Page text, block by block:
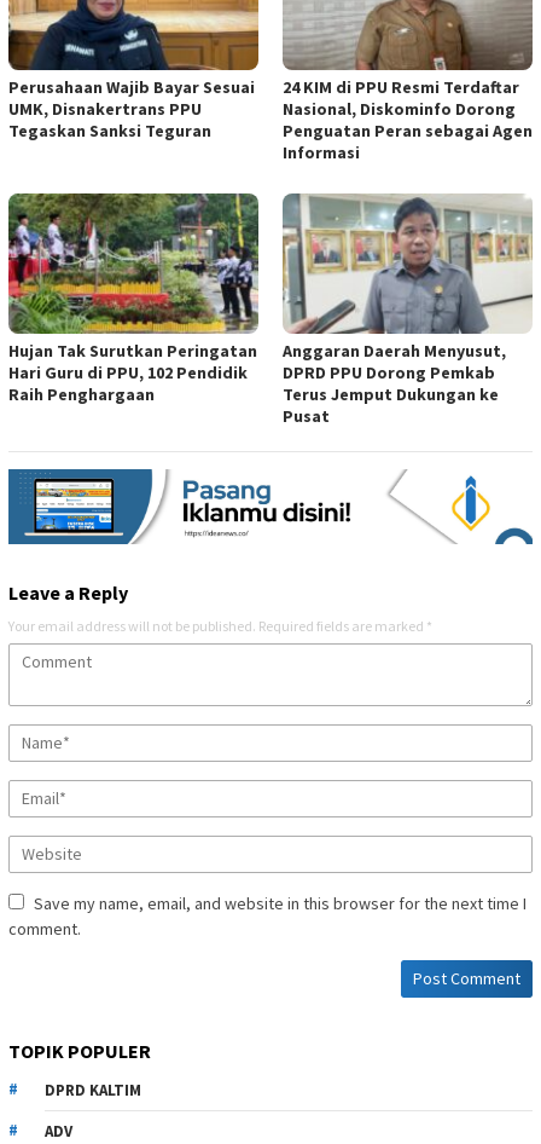
Perusahaan Wajib Bayar Sesuai
UMK, Disnakertrans PPU
Tegaskan Sanksi Teguran
24 KIM di PPU Resmi Terdaftar
Nasional, Diskominfo Dorong
Penguatan Peran sebagai Agen
Informasi
Hujan Tak Surutkan Peringatan
Hari Guru di PPU, 102 Pendidik
Raih Penghargaan
Anggaran Daerah Menyusut,
DPRD PPU Dorong Pemkab
Terus Jemput Dukungan ke
Pusat
Leave a Reply
Your email address will not be published. Required fields are marked *
Save my name, email, and website in this browser for the next time I
comment.
TOPIK POPULER
DPRD KALTIM
ADV